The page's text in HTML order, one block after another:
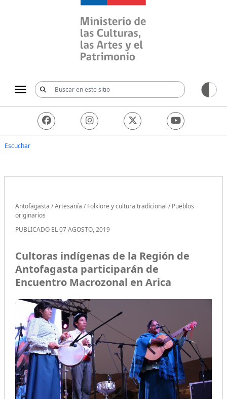
Ministerio de las
Escuchar
Antofagasta /Artesanía /Folklore y cultura tradicional /Pueblos
originarios
PUBLICADO EL 07 AGOSTO, 2019
Cultoras indígenas de la Región de
Antofagasta participarán de
Encuentro Macrozonal en Arica